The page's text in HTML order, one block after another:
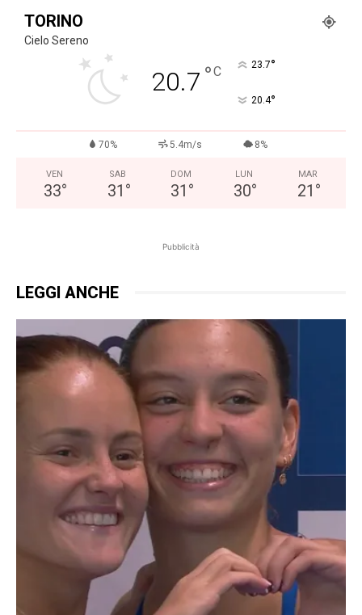
TORINO
Cielo Sereno
20.7 °C 23.7°
20.4°
70% 5.4m/s 8%
VEN
33°
SAB
31 °
DOM
31 °
LUN
30°
MAR
21 °
Pubblicità
LEGGI ANCHE